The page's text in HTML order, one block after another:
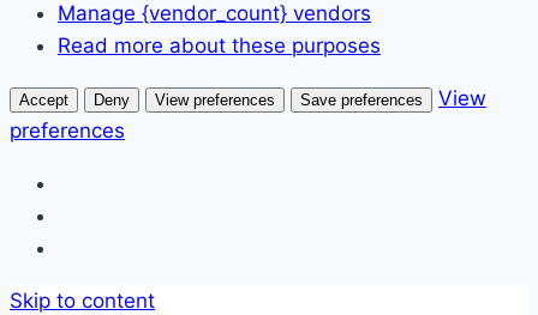
Manage {vendor_count} vendors
Read more about these purposes
Accept Deny View preferences Save preferences
View
preferences
Skip to content